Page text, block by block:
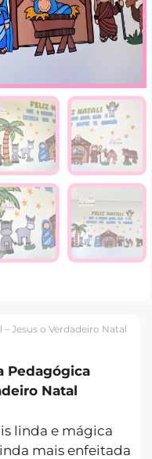
Jesus o Verdadeiro Natal
Pedagógica
Natal
linda e mágica
mais enfeitada